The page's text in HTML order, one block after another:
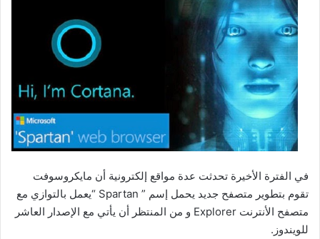
في الفترة الأخيرة تحدثت عدة مواقع إلكترونية أن مايكروسوفت
تقوم بتطوير متصفح جديد يحمل إسم ” Spartan “يعمل بالتوازي مع
متصفح الأنترنت Explorer و من المنتظر أن يأتي مع الإصدار العاشر
للويندوز.